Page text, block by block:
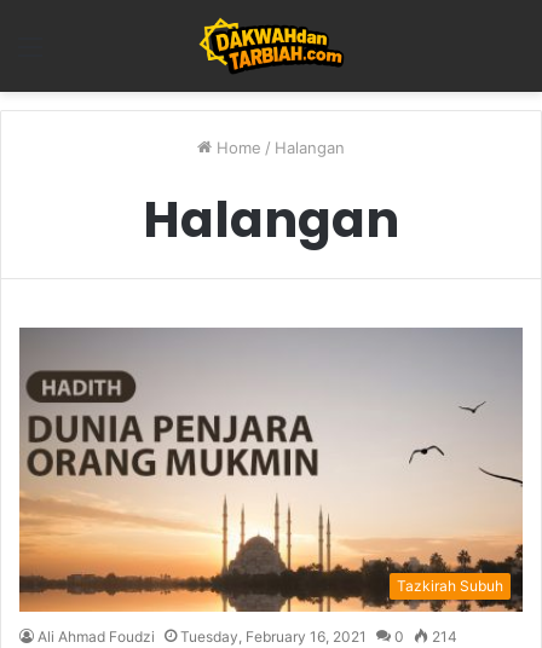
Home / Halangan
Halangan
Tazkirah Subuh
Ali Ahmad Foudzi Tuesday, February 16, 2021 0 214